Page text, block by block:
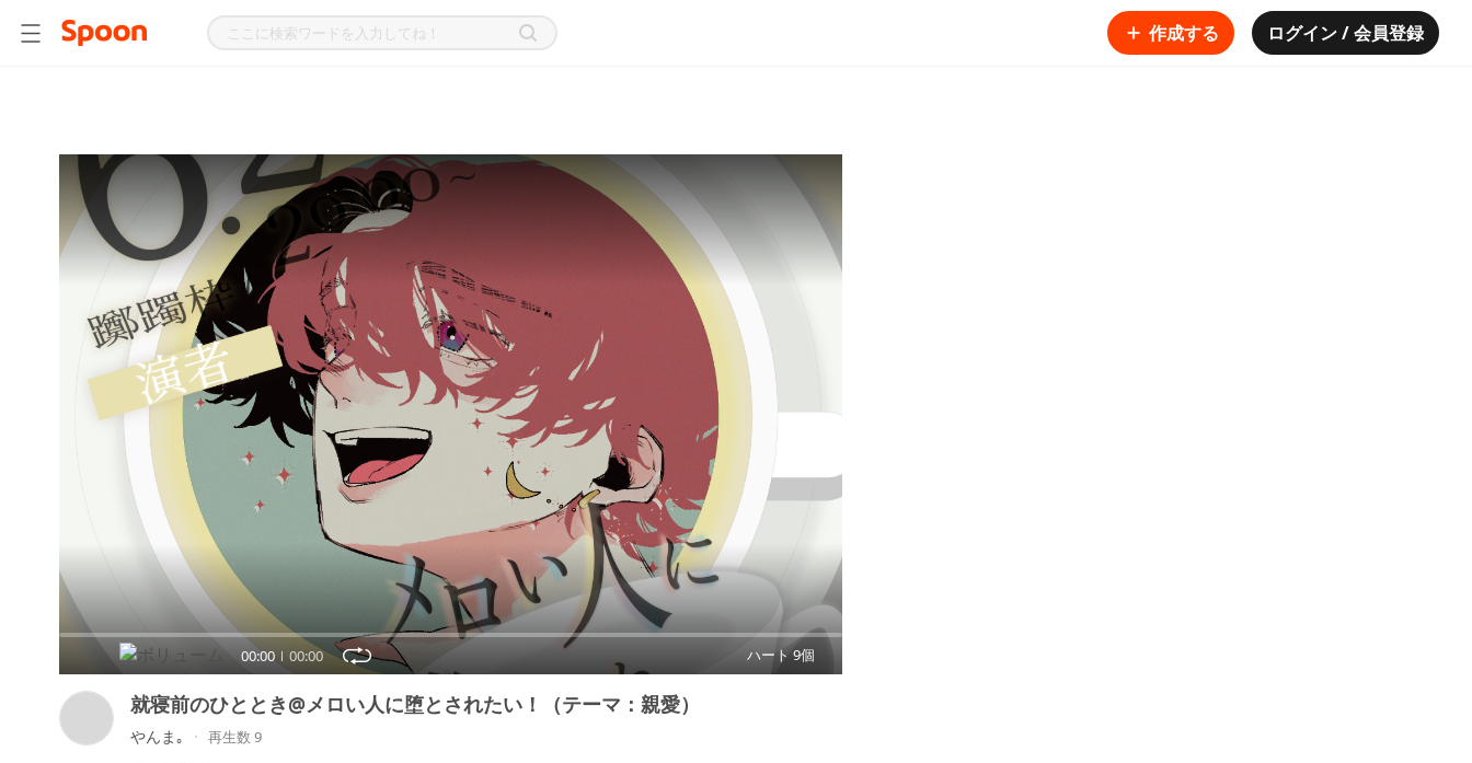
作成する ログイン / 会員登録
00:00 00:00 ハート 9個
就寝前のひととき@メロい人に堕とされたい！（テーマ：親愛）
やんま｡ 再生数 9